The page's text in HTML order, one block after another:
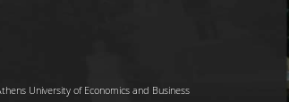
University of Economics and Business